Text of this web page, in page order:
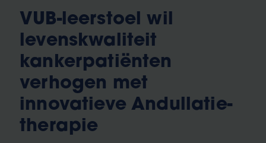
VUB-leerstoel wil
levenskwaliteit
kankerpatiënten
verhogen met
innovatieve Andullatie-
therapie